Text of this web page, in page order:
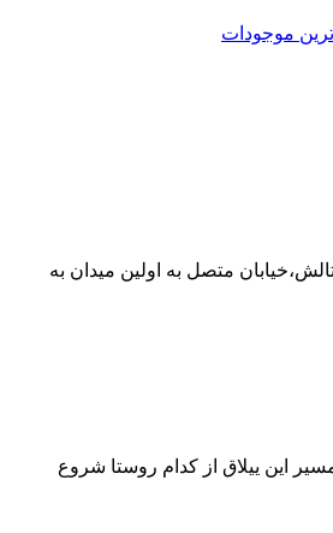
موجودات
متصل به اولین میدان به
این ییلاق از کدام روستا شروع